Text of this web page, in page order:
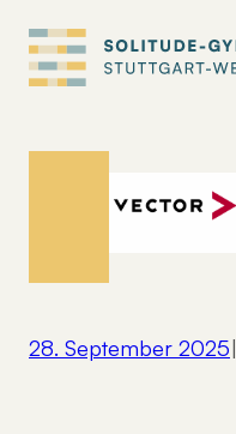
Zum
Inhalt
springen
28. September 2025|